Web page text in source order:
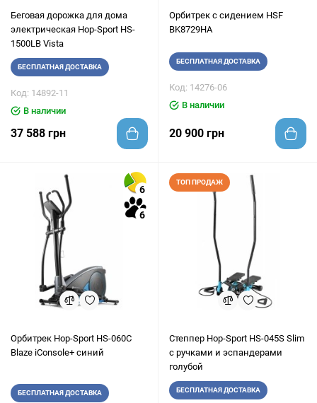
Беговая дорожка для дома
электрическая Hop-Sport HS-
1500LB Vista
БЕСПЛАТНАЯ ДОСТАВКА
Код: 14892-11
В наличии
37 588 грн
Орбитрек с сидением HSF
BK8729HA
БЕСПЛАТНАЯ ДОСТАВКА
Код: 14276-06
В наличии
20 900 грн
6
6
Орбитрек Hop-Sport HS-060C
Blaze iConsole+ синий
БЕСПЛАТНАЯ ДОСТАВКА
ТОП ПРОДАЖ
Степпер Hop-Sport HS-045S Slim
с ручками и эспандерами
голубой
БЕСПЛАТНАЯ ДОСТАВКА